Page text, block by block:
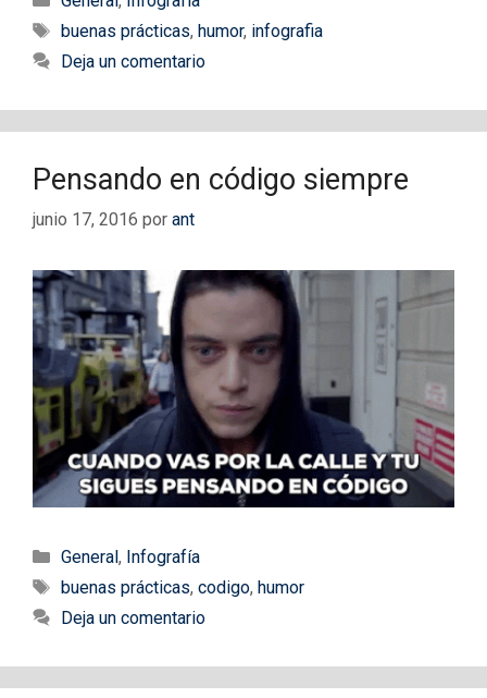
Etiquetas
buenas prácticas, humor, infografia
Deja un comentario
Pensando en código siempre
junio 17, 2016 por ant
Categorías
General, Infografía
Etiquetas
buenas prácticas, codigo, humor
Deja un comentario